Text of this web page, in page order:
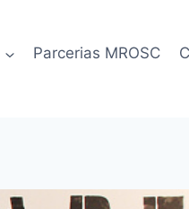
Parcerias MROSC